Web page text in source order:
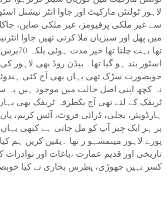
لاہور ٹولنٹن مارکیٹ اور جاوا انٹر نیشنل
سے غیر ملکی پرفیومز، غیر ملکی صابن،
میں پھل اور سبزیاں ملا کرتی تھیں جاوا
تھا بہت
اسٹور بند ہو گیا تھا۔ بیڈن روڈ بھی لاہور
خوبصورت سڑک تھی یہاں بھی آج کئی
نہ کچھ اپنی اصل حالت میں موجود ہیں یہ
ٹریفک کے لئے تھی آج یکطرفہ ٹریفک بھی
ہارڈویئر، بجلی، ڈرائی فروٹ، آئس
پر ہر ایک چیز آپ کو مل جاتی ہے کبھی یہاں
پورے لاہور میںمشہو ر تھا ۔یقین کریں ہم
تاریخی اور قدیم عمارت ،باغات اور نوادرات
کسر نہیں چھوڑی، پطرس بخاری نے کیا